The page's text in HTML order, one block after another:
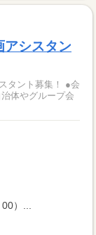
アシスタン
タント募集！ ●会
体やグループ会
）...